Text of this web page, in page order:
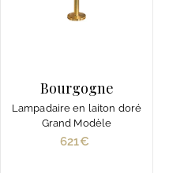
Bourgogne
Lampadaire en laiton doré
Grand Modèle
621€